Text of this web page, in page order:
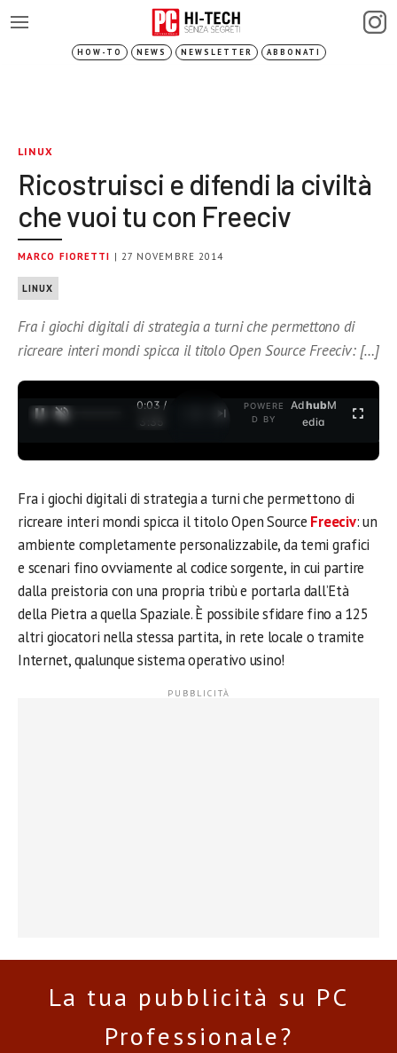
HOW-TO NEWS NEWSLETTER ABBONATI
LINUX
Ricostruisci e difendi la civiltà
che vuoi tu con Freeciv
MARCO FIORETTI | 27 NOVEMBRE 2014
LINUX
Fra i giochi digitali di strategia a turni che permettono di
ricreare interi mondi spicca il titolo Open Source Freeciv: […]
0:04 /
3:35
POWERE
D BY
AdhubM
edia
Fra i giochi digitali di strategia a turni che permettono di
ricreare interi mondi spicca il titolo Open Source Freeciv: un
ambiente completamente personalizzabile, da temi grafici
e scenari fino ovviamente al codice sorgente, in cui partire
dalla preistoria con una propria tribù e portarla dall’Età
della Pietra a quella Spaziale. È possibile sfidare fino a 125
altri giocatori nella stessa partita, in rete locale o tramite
Internet, qualunque sistema operativo usino!
La tua pubblicità su PC
Professionale?